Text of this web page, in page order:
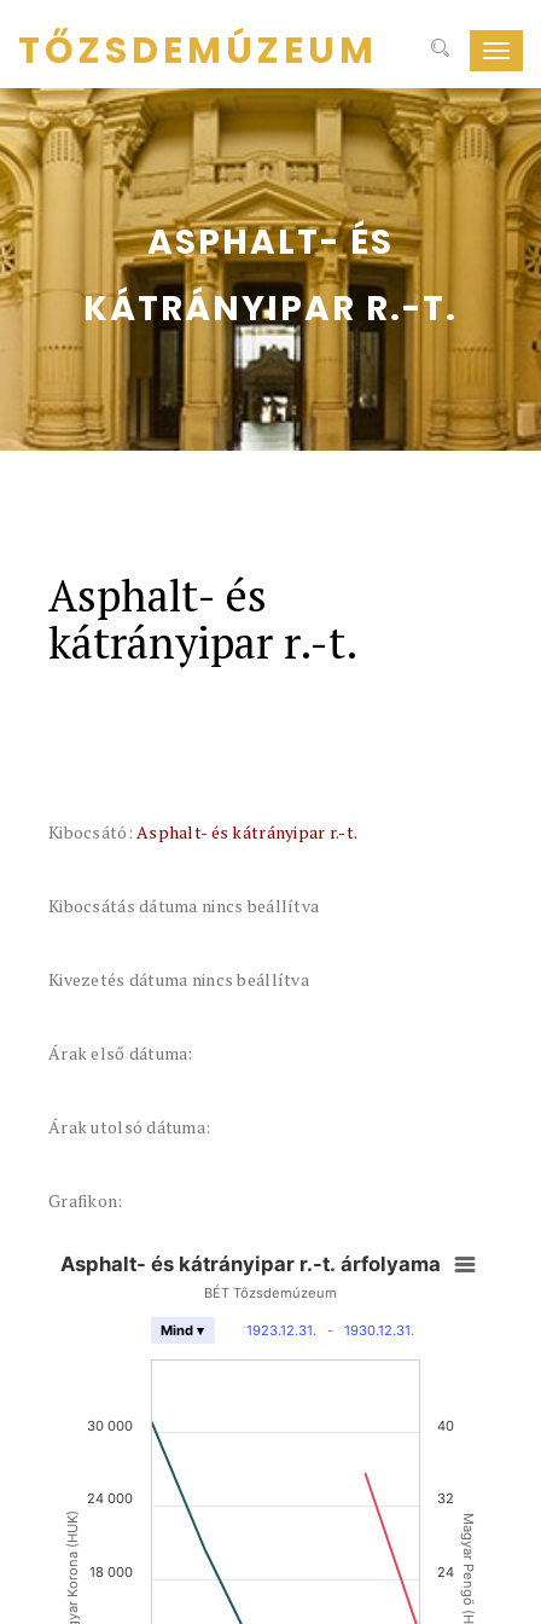
ki-
be
TŐZSDEMÚZEUM
ASPHALT- ÉS
KÁTRÁNYIPAR R.-T.
Asphalt- és
kátrányipar r.-t.
Kibocsátó:Asphalt- és kátrányipar r.-t.
Kibocsátás dátuma nincs beállítva
Kivezetés dátuma nincs beállítva
Árak első dátuma:
Árak utolsó dátuma:
Grafikon:
Magyar Korona (HUK) Magyar Pengő (HUP)
Asphalt- és kátrányipar r.-t. árfolyama
BÉT Tőzsdemúzeum
1923.12.31. - 1930.12.31.
Mind ▾
18 000
24 000
30 000
24
32
40